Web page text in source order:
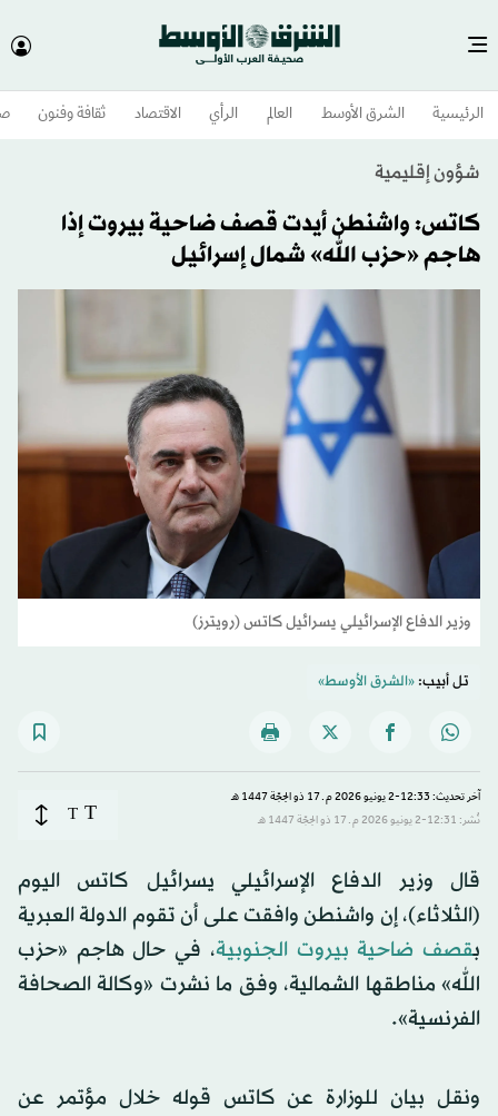
الرئيسية الشرق الأوسط​ العالم الرأي الاقتصاد ثقافة وفنون
شؤون إقليمية
كاتس: واشنطن أيدت قصف ضاحية بيروت إذا
هاجم «حزب الله» شمال إسرائيل
وزير الدفاع الإسرائيلي يسرائيل كاتس (رويترز)
تل أبيب:«الشرق الأوسط»
آخر تحديث: 12:33-2 يونيو 2026 م ـ 17 ذو الحِجّة 1447 هـ
نُشر: 12:31-2 يونيو 2026 م ـ 17 ذو الحِجّة 1447 هـ
T
T
قال وزير الدفاع الإسرائيلي يسرائيل كاتس اليوم
(الثلاثاء)، إن واشنطن وافقت على أن تقوم الدولة العبرية
بقصف ضاحية بيروت الجنوبية، في حال هاجم «حزب
الله» مناطقها الشمالية، وفق ما نشرت «وكالة الصحافة
الفرنسية».
ونقل بيان للوزارة عن كاتس قوله خلال مؤتمر عن